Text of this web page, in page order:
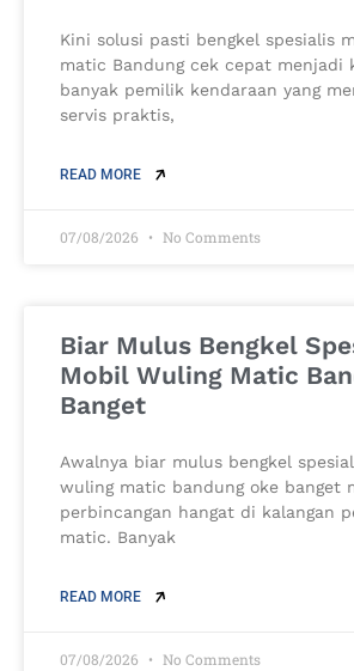
Kini solusi pasti bengkel spesialis
matic Bandung cek cepat menjadi
banyak pemilik kendaraan yang
servis praktis,
READ MORE
07/08/2026 No Comments
Biar Mulus Bengkel
Mobil Wuling Matic
Banget
Awalnya biar mulus bengkel
wuling matic bandung oke banget
perbincangan hangat di kalangan
matic. Banyak
READ MORE
07/08/2026 No Comments